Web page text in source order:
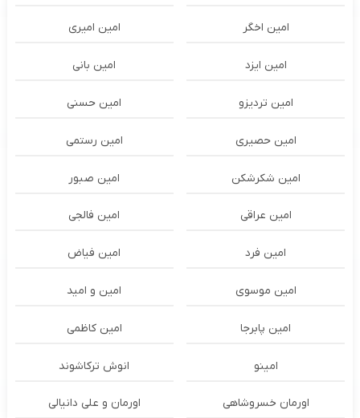
امین اخگر امین امیری
امین ایزد امین بانی
امین تردیزو امین حسنی
امین حصیری امین رستمی
امین شکرشکن امین صبور
امین عراقی امین فالجی
امین فرد امین فیاض
امین موسوی امین و امید
امین پابرجا امین کاظمی
امینو انوش ترکاشوند
اورمان خسروشاهی اورمان و علی دانیالی